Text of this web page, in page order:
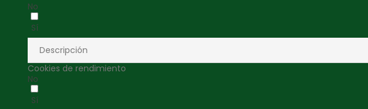
No
Sí
Descripción
Cookies de rendimiento
No
Sí